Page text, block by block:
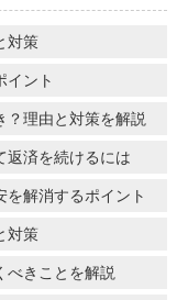
対策
イント
？理由と対策を解説
返済を続けるには
を解消するポイント
対策
べきことを解説